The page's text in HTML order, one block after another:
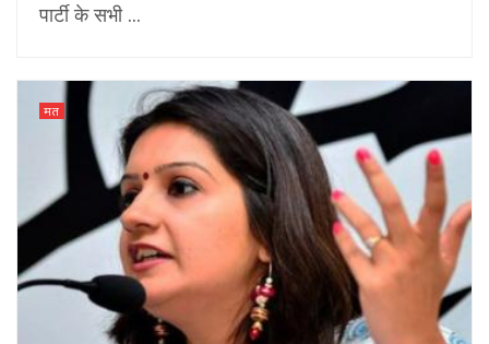
पार्टी के सभी ...
मत